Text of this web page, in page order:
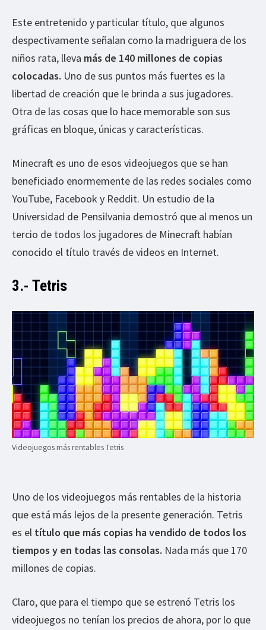
Este entretenido y particular título, que algunos
despectivamente señalan como la madriguera de los
niños rata, lleva más de 140 millones de copias
colocadas. Uno de sus puntos más fuertes es la
libertad de creación que le brinda a sus jugadores.
Otra de las cosas que lo hace memorable son sus
gráficas en bloque, únicas y características.
Minecraft es uno de esos videojuegos que se han
beneficiado enormemente de las redes sociales como
YouTube, Facebook y Reddit. Un estudio de la
Universidad de Pensilvania demostró que al menos un
tercio de todos los jugadores de Minecraft habían
conocido el título través de videos en Internet.
3.- Tetris
Videojuegos más rentables Tetris
Uno de los videojuegos más rentables de la historia
que está más lejos de la presente generación. Tetris
es el título que más copias ha vendido de todos los
tiempos y en todas las consolas. Nada más que 170
millones de copias.
Claro, que para el tiempo que se estrenó Tetris los
videojuegos no tenían los precios de ahora, por lo que